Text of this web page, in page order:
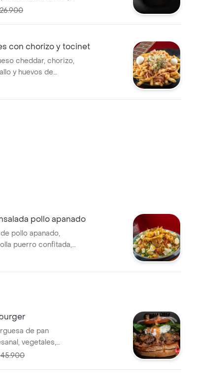
bbq artesanal y
con chorizo y tocinet
cheddar, chorizo,
y huevos de
pollo apanado
pollo apanado,
puerro confitada,
pepinos agridulces,
de pan
vegetales,
panceta